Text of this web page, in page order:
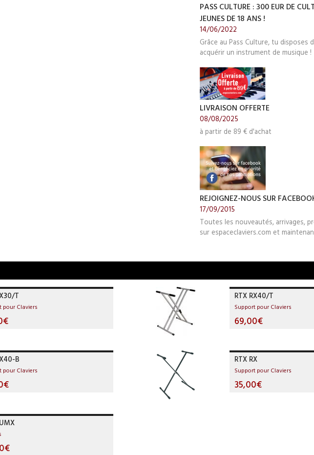
PASS CULTURE : 300 EUR DE
JEUNES DE 18 ANS !
14/06/2022
Grâce au Pass Culture, tu disposes
acquérir un instrument de musique !
LIVRAISON OFFERTE
08/08/2025
à partir de 89 € d'achat
REJOIGNEZ-NOUS SUR
17/09/2015
Toutes les nouveautés, arrivages,
sur espaceclaviers.com et
T
pour Claviers
RTX RX40/T
Support pour Claviers
69,00€
B
pour Claviers
RTX RX
Support pour Claviers
35,00€